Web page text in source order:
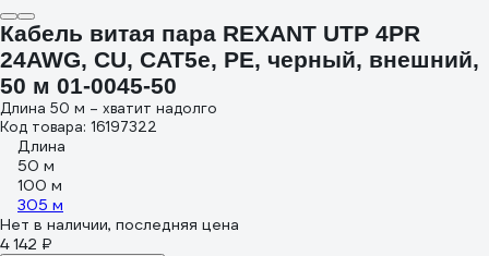
Кабель витая пара REXANT UTP 4PR
24AWG, CU, CAT5e, PE, черный, внешний,
50 м 01-0045-50
Длина 50 м – хватит надолго
Код товара: 16197322
Длина
50 м
100 м
305 м
Нет в наличии, последняя цена
4 142 ₽